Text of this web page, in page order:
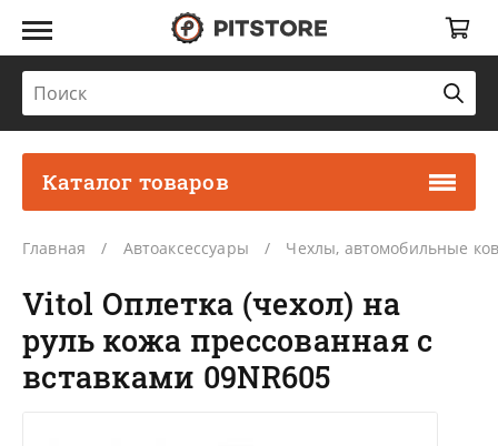
Каталог товаров
Главная Автоаксессуары Чехлы, автомобильные
Vitol Оплетка (чехол) на
руль кожа прессованная с
вставками 09NR605